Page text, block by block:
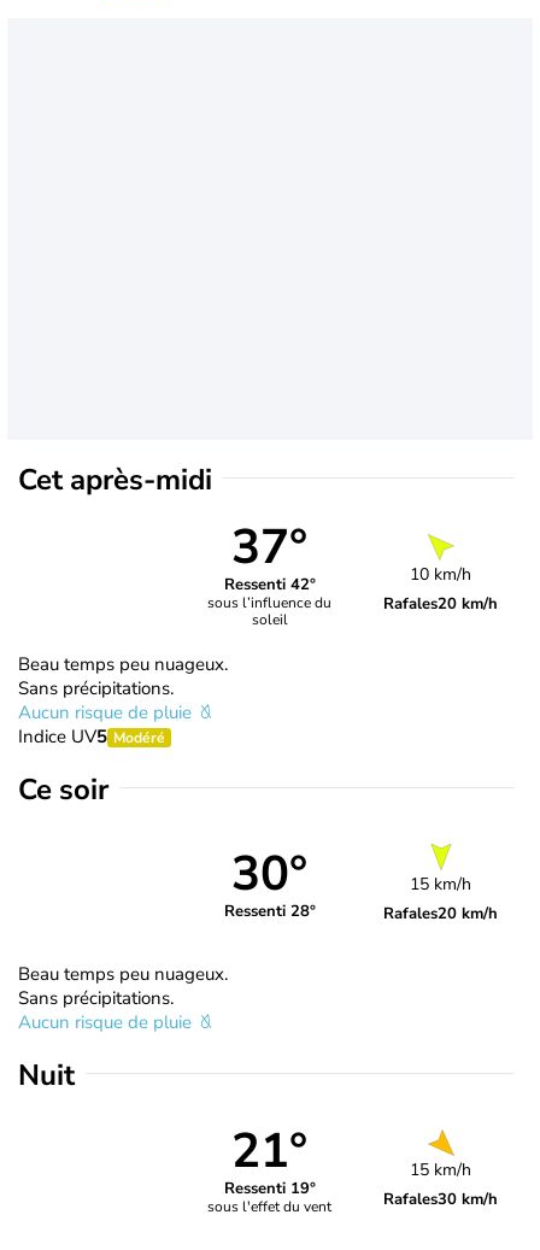
Cet après-midi
37°
Ressenti 42°
sous l’influence du
soleil
10 km/h
Rafales20 km/h
Beau temps peu nuageux.
Sans précipitations.
Aucun risque de pluie
Indice UV5 Modéré
Ce soir
30°
Ressenti 28°
15 km/h
Rafales20 km/h
Beau temps peu nuageux.
Sans précipitations.
Aucun risque de pluie
Nuit
21°
Ressenti 19°
sous l'effet du vent
15 km/h
Rafales30 km/h